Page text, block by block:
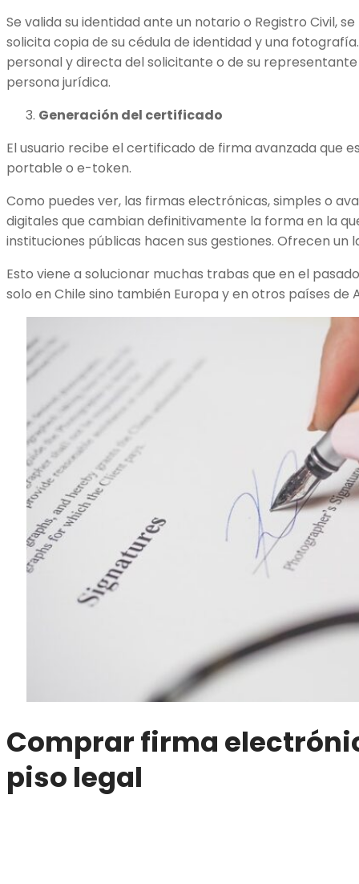
Se valida su identidad ante un notario o Registro Civil,
solicita copia de su cédula de identidad y una
personal y directa del solicitante o de su
persona jurídica.
Generación del certificado
El usuario recibe el certificado de firma avanzada que
portable o e-token.
Como puedes ver, las firmas electrónicas, simples o
digitales que cambian definitivamente la forma en la
instituciones públicas hacen sus gestiones. Ofrecen un
Esto viene a solucionar muchas trabas que en el
solo en Chile sino también Europa y en otros países de
Comprar firma
piso legal